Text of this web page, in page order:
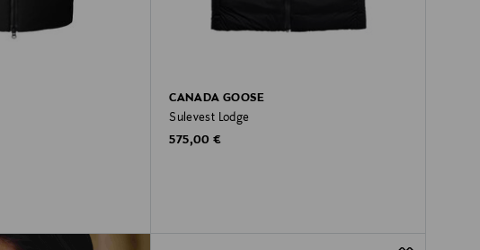
CANADA GOOSE
Sulevest Lodge
Original Price
575,00 €